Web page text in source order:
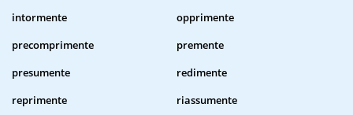
intormente
opprimente
precomprimente
premente
presumente
redimente
reprimente
riassumente